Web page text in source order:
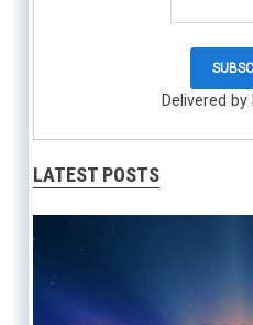
Delivered by
LATEST POSTS